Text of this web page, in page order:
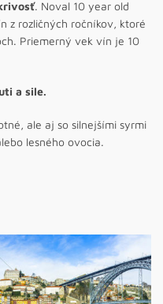
. Noval 10 year old
z rozličných ročníkov, ktoré
Priemerný vek vín je 10
a sile.
ale aj so silnejšími syrmi
lesného ovocia.